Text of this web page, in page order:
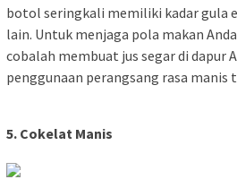
botol seringkali memiliki kadar gula
lain. Untuk menjaga pola makan
cobalah membuat jus segar di dapur
penggunaan perangsang rasa manis
5. Cokelat Manis